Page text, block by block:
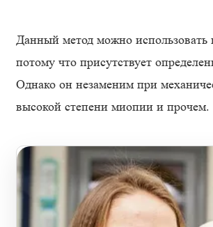
Данный метод можно использовать
потому что присутствует
Однако он незаменим при
высокой степени миопии и прочем.